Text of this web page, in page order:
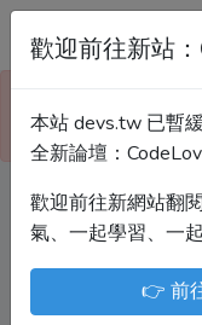
Devs.tw 寫程式
請到新網
Devs.tw 是讓
您隨手紀
尤川豪
歡迎前往新站
本站 devs.tw 已暫
全新論壇：
歡迎前往新網站翻
氣、一起學習、一
👉 前